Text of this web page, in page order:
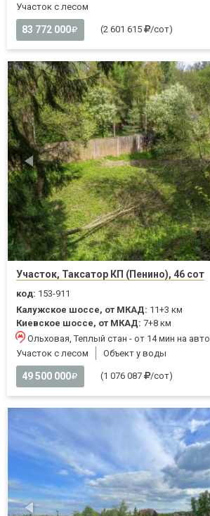
Участок с лесом
83 772 000 (2 601 615 /сот)
Участок, Таксатор КП (Пенино), 46 сот
код: 153-911
Калужское шоссе, от МКАД: 11+3 км
Киевское шоссе, от МКАД: 7+8 км
Ольховая, Теплый стан - от 14 мин на авто
Участок с лесом
Объект у воды
49 500 000 (1 076 087 /сот)